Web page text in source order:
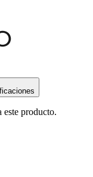
producto.